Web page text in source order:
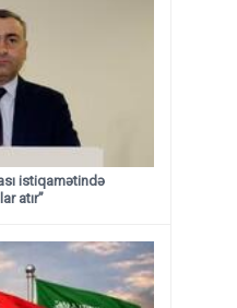
istiqamətində
atır”